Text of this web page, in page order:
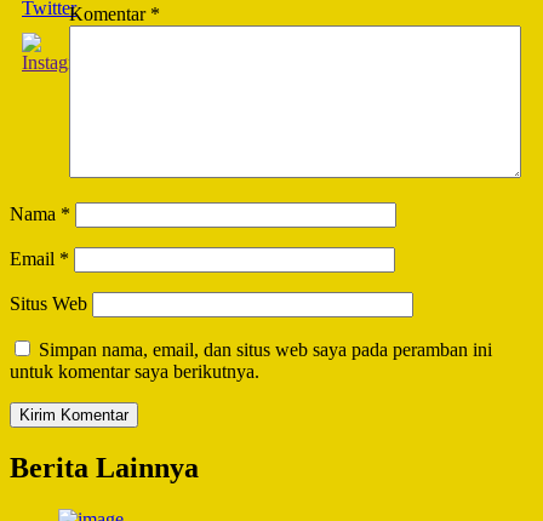
Komentar *
Nama *
Email *
Situs Web
Simpan nama, email, dan situs web saya pada peramban ini
untuk komentar saya berikutnya.
Berita Lainnya